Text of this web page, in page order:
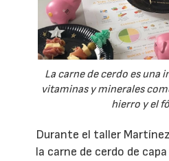
La carne de cerdo es una
vitaminas y minerales
hierro y el
Durante el taller
la carne de cerdo de